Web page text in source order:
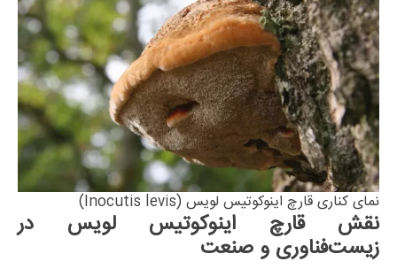
نمای کناری قارچ اینوکوتیس لویس (Inocutis levis)
نقش قارچ اینوکوتیس لویس در
زیست‌فناوری و صنعت